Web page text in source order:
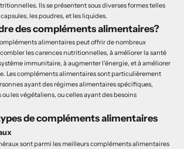
Ils se présentent sous diverses formes telles
les poudres, et les liquides.
des compléments alimentaires?
alimentaires peut offrir de nombreux
les carences nutritionnelles, à améliorer la santé
immunitaire, à augmenter l'énergie, et à améliorer
Les compléments alimentaires sont particulièrement
ayant des régimes alimentaires spécifiques,
les végétaliens, ou celles ayant des besoins
de compléments alimentaires
sont parmi les meilleurs compléments alimentaires